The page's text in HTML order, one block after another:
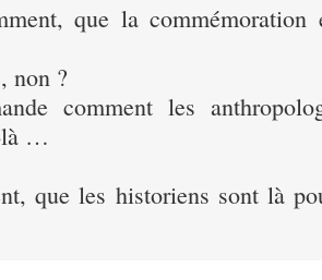
que la commémoration
non ?
comment les
là …
que les historiens sont là